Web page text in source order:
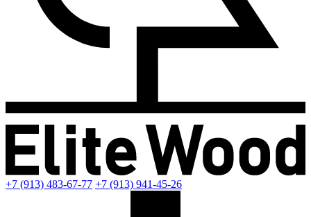
+7 (913) 483-67-77 +7 (913) 941-45-26